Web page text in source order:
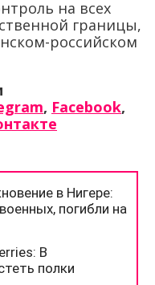
на всех
границы,
российском
, Facebook,